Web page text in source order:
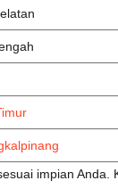
impian